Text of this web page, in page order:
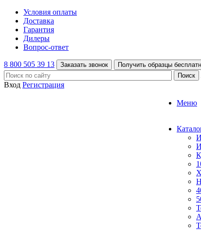
Условия оплаты
Доставка
Гарантия
Дилеры
Вопрос-ответ
8 800 505 39 13 Заказать звонок Получить образцы
Вход Регистрация
Меню